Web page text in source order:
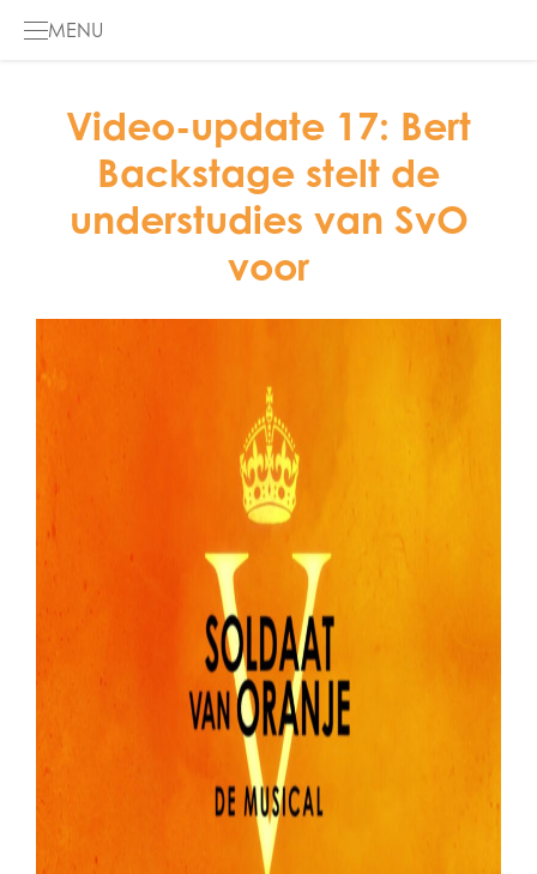
MENU
HOME
DE MUSICAL
GALERIJ
ENGLISH
Video-update 17: Bert
Backstage stelt de
understudies van SvO
voor